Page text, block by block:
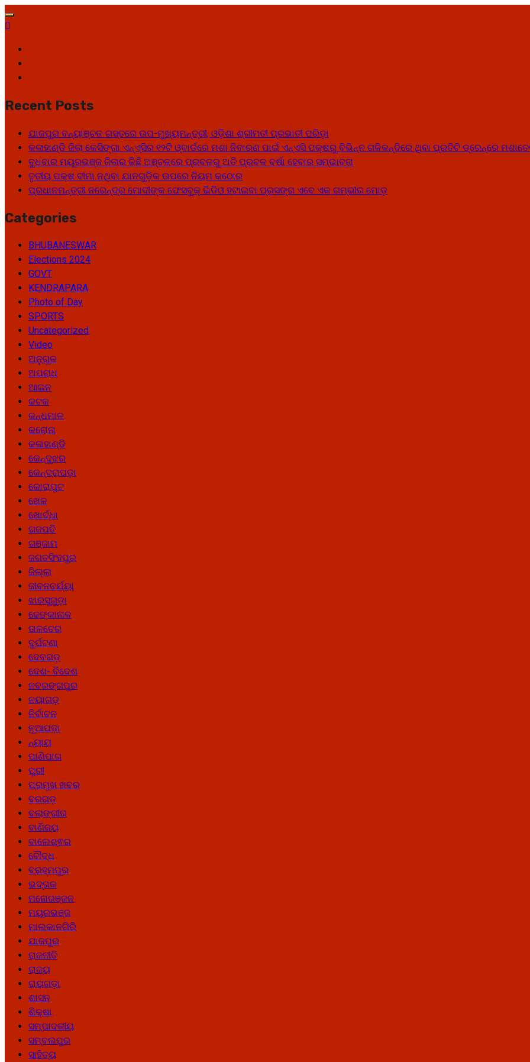
Skip
to
Recent Posts
ଯାଜପୁର ବନ୍ୟାଞ୍ଚଳ ଗସ୍ତରେ ଉପ-ମୁଖ୍ୟମନ୍ତ୍ରୀ, ଓଡ଼ିଶା ଶ୍ରୀମତୀ ପ୍ରଭାତୀ ପରିଡ଼ା
କଳାହାଣ୍ଡି ଜିଲା କେସିଙ୍ଗା ଏନ୍‌ଏ୍‌ସିର ୧୨ଟି ଓ୍ବାର୍ଡରେ ମଶା ନିବାରଣ ପାଇଁ ଏନ୍‌ଏସି ପକ୍ଷରୁ ବିଭିନ୍ନ ଗଳିକନ୍ଦିରେ ଥିବା ପ୍ରତିଟି ଡ୍ରେନ୍‌ରେ
ବୁଧବାର ମୟୂରଭଞ୍ଜ ଜିଲାର କିଛି ଅଞ୍ଚଳରେ ପ୍ରବଳରୁ ଅତି ପ୍ରବଳ ବର୍ଷା ହେବାର ସମ୍ଭାବନା
ତୃତୀୟ ପକ୍ଷ ବୀମା ନଥିବା ଯାନଗୁଡ଼ିକ ଉପରେ ନିୟମ କଠୋର
ପ୍ରଧାନମନ୍ତ୍ରୀ ନରେନ୍ଦ୍ର ମୋଦୀଙ୍କ ଫେସବୁକ୍ ଭିଡିଓ ହଟାଇବା ପ୍ରସଙ୍ଗ ଏବେ ଏକ ଗମ୍ଭୀର ମୋଡ଼
Categories
BHUBANESWAR
Elections 2024
GOVT
KENDRAPARA
Photo of Day
SPORTS
Uncategorized
Video
ଅନୁଗୁଳ
ଅପରାଧ
ଆଇନ
କଟକ
କନ୍ଧମାଳ
କରୋନା
କଳାହାଣ୍ଡି
କେନ୍ଦୁଝର
କେନ୍ଦ୍ରାପଡ଼ା
କୋରାପୁଟ
ଖେଳ
ଖୋର୍ଦ୍ଧା
ଗଜପତି
ଗଞ୍ଜାମ
ଜଗତସିଂହପୁର
ଜିଲ୍ଲା
ଜୀବନଚର୍ଯ୍ୟା
ଝାରସୁଗୁଡ଼ା
ଢେଙ୍କାନାଳ
ତାଳଚେର
ଦୁର୍ଘଟଣା
ଦେବଗଡ଼
ଦେଶ- ବିଦେଶ
ନବରଙ୍ଗପୁର
ନୟାଗଡ଼
ନିର୍ବାଚନ
ନୂଆପଡ଼ା
ନ୍ୟାୟ
ପାଣିପାଗ
ପୁରୀ
ପ୍ରମୁଖ ଖବର
ବରଗଡ଼
ବଲାଙ୍ଗୀର
ବାଣିଜ୍ୟ
ବାଲେଶ୍ଵର
ବୌଦ୍ଧ
ବ୍ରହ୍ମପୁର
ଭଦ୍ରକ
ମନୋରଞ୍ଜନ
ମୟୂରଭଞ୍ଜ
ମାଲକାନଗିରି
ଯାଜପୁର
ରାଜନୀତି
ରାଜ୍ୟ
ରାୟଗଡ଼ା
ଶାସନ
ଶିକ୍ଷା
ସମ୍ପାଦକୀୟ
ସମ୍ବଲପୁର
ସାହିତ୍ୟ